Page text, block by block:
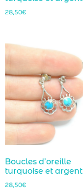
28,50€
Boucles d’oreille
turquoise et argent
28,50€